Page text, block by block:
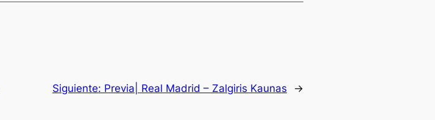
Siguiente: Previa| Real Madrid – Zalgiris Kaunas →